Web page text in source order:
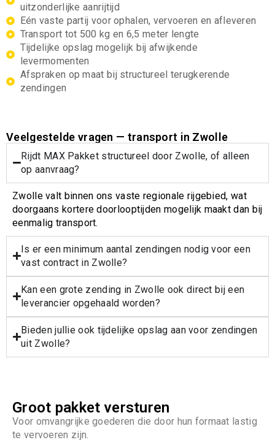
uitzonderlijke aanrijtijd
Eén vaste partij voor ophalen, vervoeren en afleveren
Transport tot 500 kg en 6,5 meter lengte
Tijdelijke opslag mogelijk bij afwijkende
levermomenten
Afspraken op maat bij structureel terugkerende
zendingen
Veelgestelde vragen — transport in Zwolle
Rijdt MAX Pakket structureel door Zwolle, of alleen
op aanvraag?
Zwolle valt binnen ons vaste regionale rijgebied, wat
doorgaans kortere doorlooptijden mogelijk maakt dan bij
eenmalig transport.
Is er een minimum aantal zendingen nodig voor een
vast contract in Zwolle?
Kan een grote zending in Zwolle ook direct bij een
leverancier opgehaald worden?
Bieden jullie ook tijdelijke opslag aan voor zendingen
uit Zwolle?
Groot pakket versturen
Voor omvangrijke goederen die door hun formaat lastig
te vervoeren zijn.